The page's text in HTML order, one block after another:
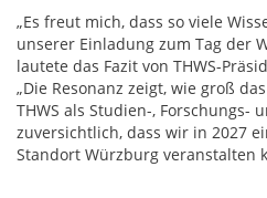
„Es freut mich, dass so viele
unserer Einladung zum Tag der
lautete das Fazit von THWS-
„Die Resonanz zeigt, wie groß
THWS als Studien-, Forschungs-
zuversichtlich, dass wir in 2027
Standort Würzburg veranstalten